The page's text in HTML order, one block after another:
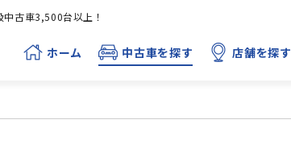
古車3,500台以上！
ホーム 中古車を探す 店舗を探す